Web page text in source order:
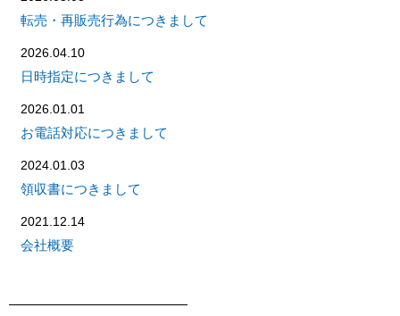
転売・再販売行為につきまして
2026.04.10
日時指定につきまして
2026.01.01
お電話対応につきまして
2024.01.03
領収書につきまして
2021.12.14
会社概要